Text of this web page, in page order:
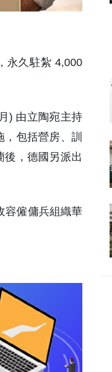
永久駐紮 4,000
) 由立陶宛主持
包括營房、訓
後，德國另派出
容僱傭兵組織華